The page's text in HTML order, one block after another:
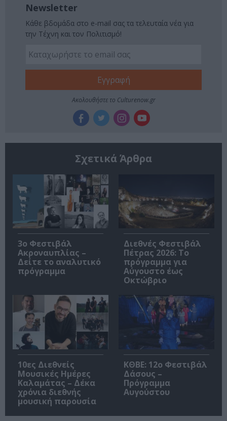
Newsletter
Κάθε βδομάδα στο e-mail σας τα τελευταία νέα για
την Τέχνη και τον Πολιτισμό!
Ακολουθήστε το Culturenow.gr
Σχετικά Άρθρα
3ο Φεστιβάλ
Ακροναυπλίας –
Δείτε το αναλυτικό
πρόγραμμα
Διεθνές Φεστιβάλ
Πέτρας 2026: Το
πρόγραμμα για
Αύγουστο έως
Οκτώβριο
10ες Διεθνείς
Μουσικές Ημέρες
Καλαμάτας – Δέκα
χρόνια διεθνής
μουσική παρουσία
ΚΘΒΕ: 12ο Φεστιβάλ
Δάσους –
Πρόγραμμα
Αυγούστου